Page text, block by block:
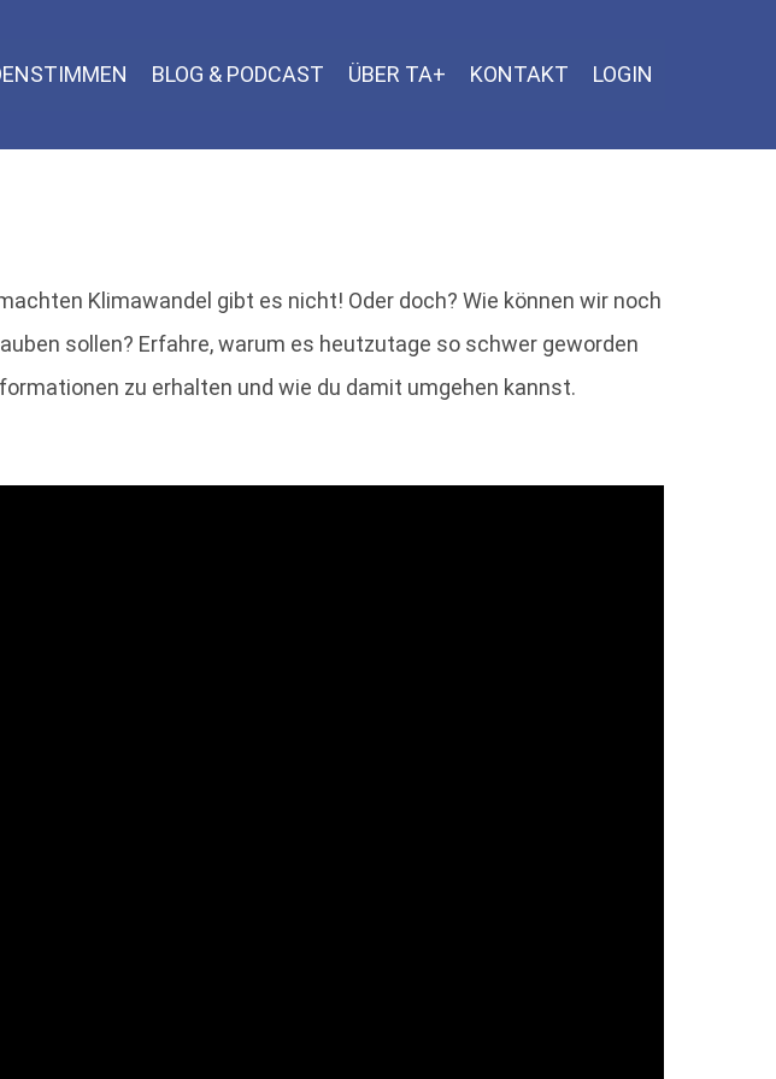
BLOG & PODCAST ÜBER TA+ KONTAKT LOGIN
Klimawandel gibt es nicht! Oder doch? Wie können wir noch
sollen? Erfahre, warum es heutzutage so schwer geworden
zu erhalten und wie du damit umgehen kannst.